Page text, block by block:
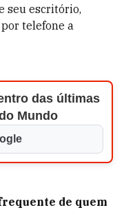
seu escritório,
telefone a
das últimas
Mundo
de quem